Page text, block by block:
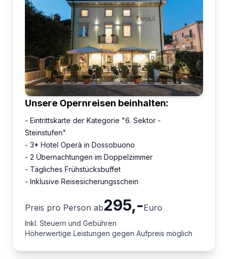
Unsere Opernreisen beinhalten:
- Eintrittskarte der Kategorie "6. Sektor -
Steinstufen"
- 3* Hotel Operà in Dossobuono
- 2 Übernachtungen im Doppelzimmer
- Tägliches Frühstücksbuffet
- Inklusive Reisesicherungsschein
Preis pro Person ab295,-Euro
Inkl. Steuern und Gebühren
Höherwertige Leistungen gegen Aufpreis möglich